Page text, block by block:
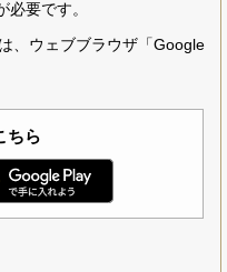
必要です。
、ウェブブラウザ「Google
ちら